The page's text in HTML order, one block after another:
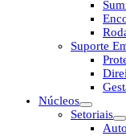
Suporte
Núcleos
Setoriais